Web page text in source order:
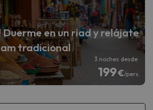
Duerme en un riad y relájate
tradicional
3 noches desde
199€/pers.